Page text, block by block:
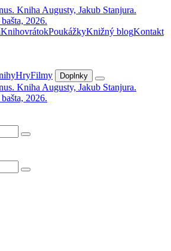
KnihovrátokPoukážkyKnižný blogKontakt
HryFilmy Doplnky